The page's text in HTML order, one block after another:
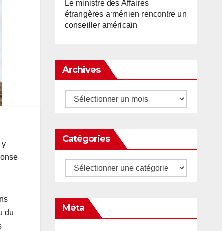
y
du
Le ministre des Affaires
étrangères arménien rencontre un
conseiller américain
Archives
Archives
Catégories
Catégories
Méta